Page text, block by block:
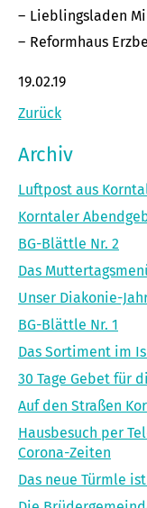
Lieblingsladen
Reformhaus
19.02.19
Zurück
Archiv
Luftpost aus
Korntaler
BG-Blättle Nr. 2
Das
Unser Diakonie-
BG-Blättle Nr. 1
Das Sortiment im
30 Tage Gebet für
Auf den Straßen
Hausbesuch per
Corona-Zeiten
Das neue Türmle